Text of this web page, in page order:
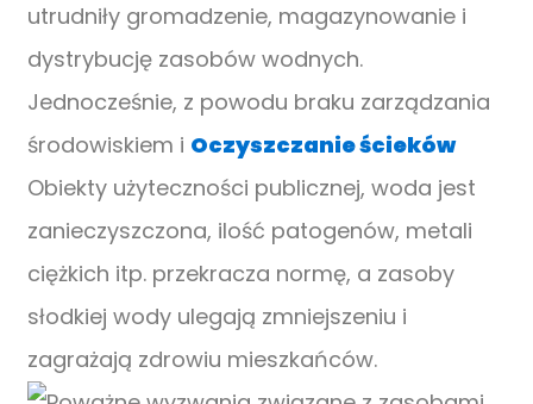
utrudniły gromadzenie, magazynowanie i
dystrybucję zasobów wodnych.
Jednocześnie, z powodu braku zarządzania
środowiskiem i Oczyszczanie ścieków
Obiekty użyteczności publicznej, woda jest
zanieczyszczona, ilość patogenów, metali
ciężkich itp. przekracza normę, a zasoby
słodkiej wody ulegają zmniejszeniu i
zagrażają zdrowiu mieszkańców.